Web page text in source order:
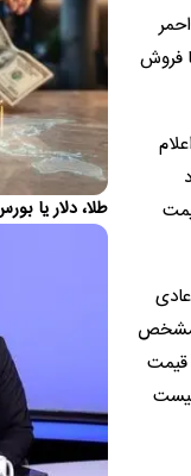
فروش
مشخص
قیمت
معاون
دشواری هستند
حمایت
طبق گزارش‌ها،
خصوصی تصمیم
جمهوری خواه…
یوسف
مشاور
اگر کسی
تغییر
زمان واریز
چهار به بعد تغییر
طلا، دلار یا